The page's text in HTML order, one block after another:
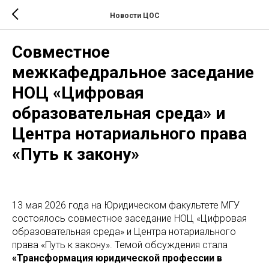
Новости ЦОС
Совместное
межкафедральное заседание
НОЦ «Цифровая
образовательная среда» и
Центра нотариального права
«Путь к закону»
13 мая 2026 года на Юридическом факультете МГУ
состоялось совместное заседание НОЦ «Цифровая
образовательная среда» и Центра нотариального
права «Путь к закону». Темой обсуждения стала
«Трансформация юридической профессии в